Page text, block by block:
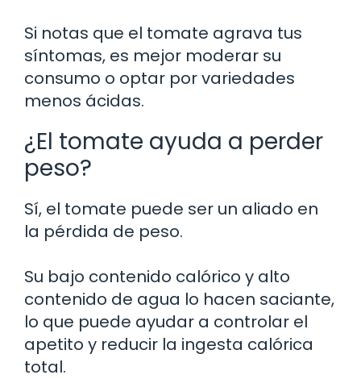
Si notas que el tomate agrava tus
síntomas, es mejor moderar su
consumo o optar por variedades
menos ácidas.
¿El tomate ayuda a perder
peso?
Sí, el tomate puede ser un aliado en
la pérdida de peso.
Su bajo contenido calórico y alto
contenido de agua lo hacen saciante,
lo que puede ayudar a controlar el
apetito y reducir la ingesta calórica
total.